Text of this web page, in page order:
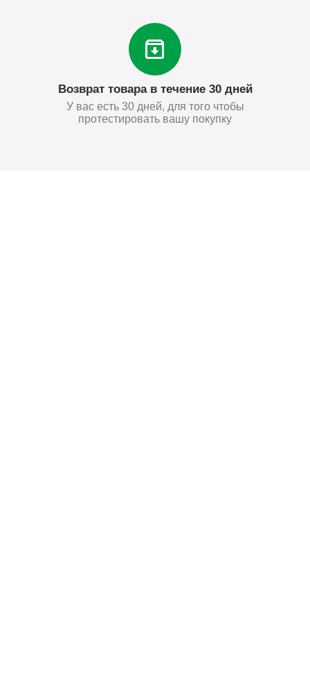
Возврат товара в течение 30 дней
У вас есть 30 дней, для того чтобы
протестировать вашу покупку